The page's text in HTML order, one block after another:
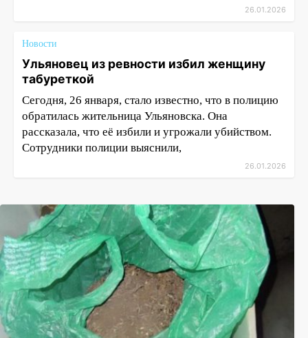
26.01.2026
Новости
Ульяновец из ревности избил женщину
табуреткой
Сегодня, 26 января, стало известно, что в полицию
обратилась жительница Ульяновска. Она
рассказала, что её избили и угрожали убийством.
Сотрудники полиции выяснили,
26.01.2026